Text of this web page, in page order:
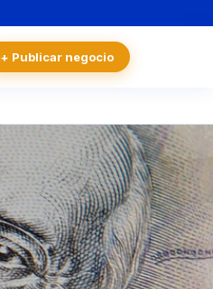
+ Publicar negocio